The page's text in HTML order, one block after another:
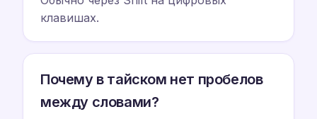
клавишах.
Почему в тайском нет пробелов
между словами?